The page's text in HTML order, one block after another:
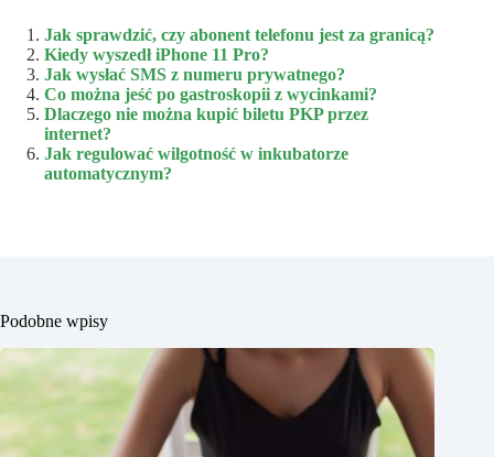
Jak sprawdzić, czy abonent telefonu jest za granicą?
Kiedy wyszedł iPhone 11 Pro?
Jak wysłać SMS z numeru prywatnego?
Co można jeść po gastroskopii z wycinkami?
Dlaczego nie można kupić biletu PKP przez
internet?
Jak regulować wilgotność w inkubatorze
automatycznym?
Podobne wpisy